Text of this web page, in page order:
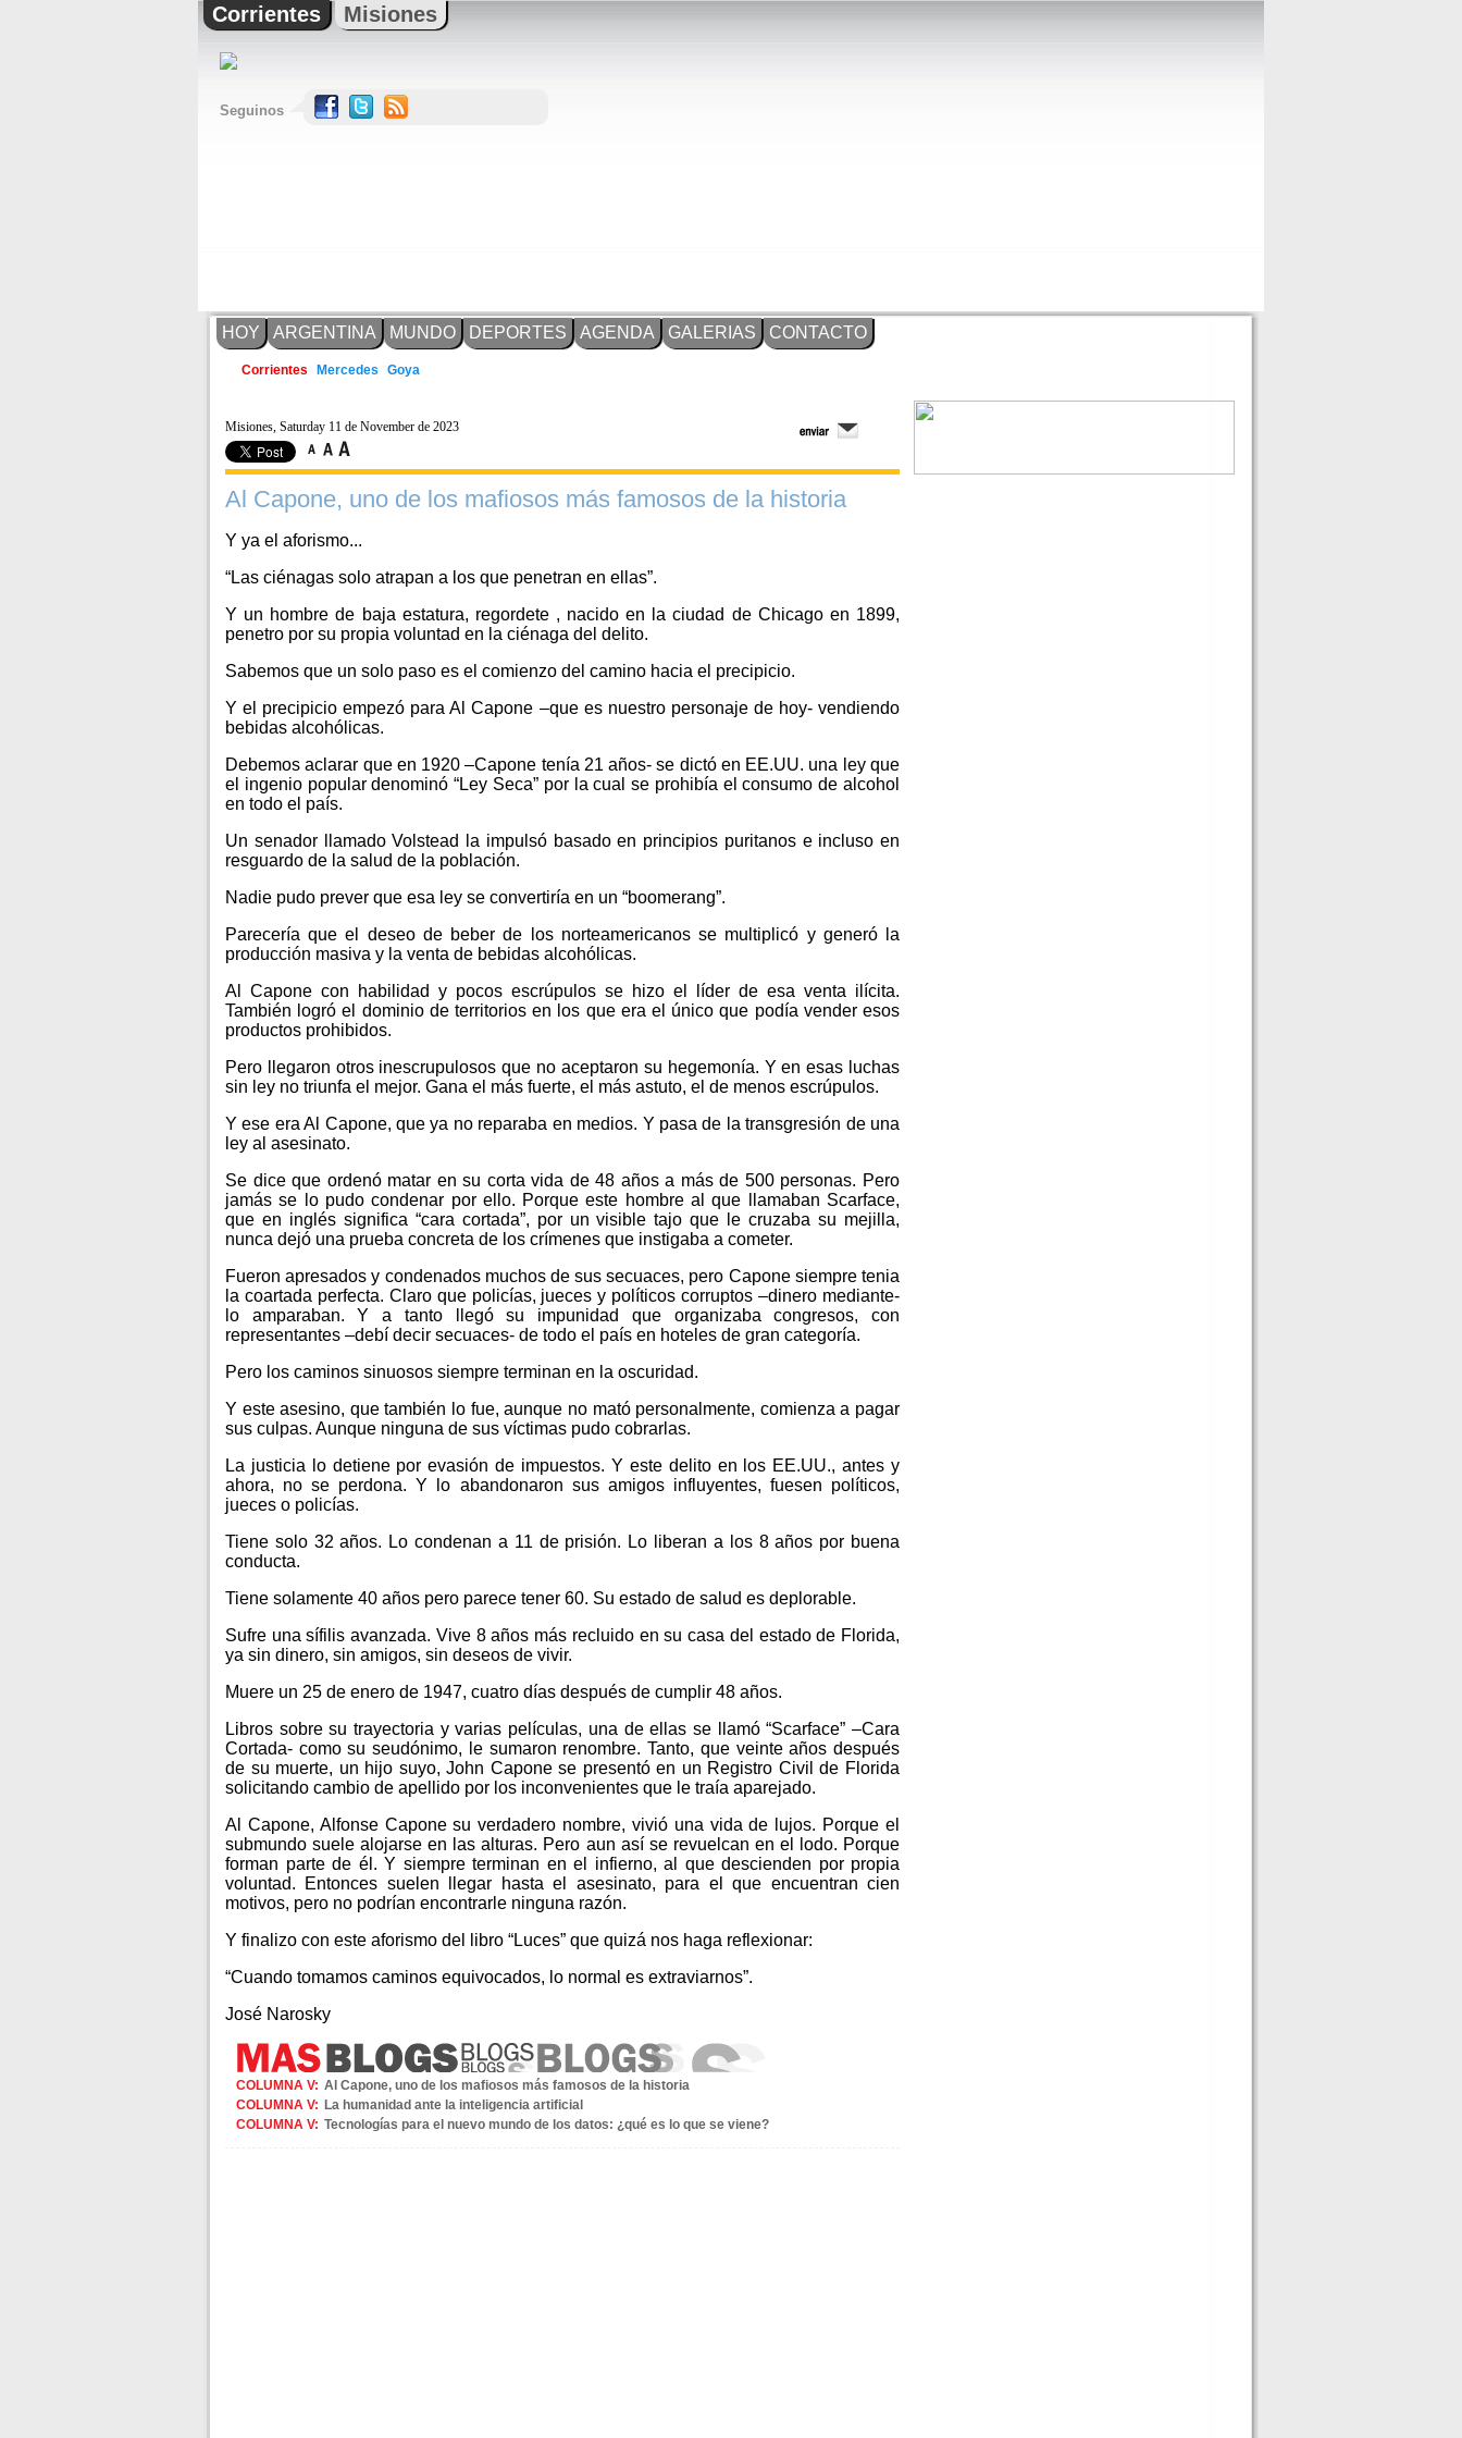
Corrientes Misiones
Seguinos
HOY ARGENTINA MUNDO DEPORTES AGENDA GALERIAS CONTACTO
Corrientes Mercedes Goya
Misiones, Saturday 11 de November de 2023
Al Capone, uno de los mafiosos más famosos de la historia
Y ya el aforismo...
“Las ciénagas solo atrapan a los que penetran en ellas”.
Y un hombre de baja estatura, regordete , nacido en la ciudad de Chicago en 1899,
penetro por su propia voluntad en la ciénaga del delito.
Sabemos que un solo paso es el comienzo del camino hacia el precipicio.
Y el precipicio empezó para Al Capone –que es nuestro personaje de hoy- vendiendo
bebidas alcohólicas.
Debemos aclarar que en 1920 –Capone tenía 21 años- se dictó en EE.UU. una ley que
el ingenio popular denominó “Ley Seca” por la cual se prohibía el consumo de alcohol
en todo el país.
Un senador llamado Volstead la impulsó basado en principios puritanos e incluso en
resguardo de la salud de la población.
Nadie pudo prever que esa ley se convertiría en un “boomerang”.
Parecería que el deseo de beber de los norteamericanos se multiplicó y generó la
producción masiva y la venta de bebidas alcohólicas.
Al Capone con habilidad y pocos escrúpulos se hizo el líder de esa venta ilícita.
También logró el dominio de territorios en los que era el único que podía vender esos
productos prohibidos.
Pero llegaron otros inescrupulosos que no aceptaron su hegemonía. Y en esas luchas
sin ley no triunfa el mejor. Gana el más fuerte, el más astuto, el de menos escrúpulos.
Y ese era Al Capone, que ya no reparaba en medios. Y pasa de la transgresión de una
ley al asesinato.
Se dice que ordenó matar en su corta vida de 48 años a más de 500 personas. Pero
jamás se lo pudo condenar por ello. Porque este hombre al que llamaban Scarface,
que en inglés significa “cara cortada”, por un visible tajo que le cruzaba su mejilla,
nunca dejó una prueba concreta de los crímenes que instigaba a cometer.
Fueron apresados y condenados muchos de sus secuaces, pero Capone siempre tenia
la coartada perfecta. Claro que policías, jueces y políticos corruptos –dinero mediante-
lo amparaban. Y a tanto llegó su impunidad que organizaba congresos, con
representantes –debí decir secuaces- de todo el país en hoteles de gran categoría.
Pero los caminos sinuosos siempre terminan en la oscuridad.
Y este asesino, que también lo fue, aunque no mató personalmente, comienza a pagar
sus culpas. Aunque ninguna de sus víctimas pudo cobrarlas.
La justicia lo detiene por evasión de impuestos. Y este delito en los EE.UU., antes y
ahora, no se perdona. Y lo abandonaron sus amigos influyentes, fuesen políticos,
jueces o policías.
Tiene solo 32 años. Lo condenan a 11 de prisión. Lo liberan a los 8 años por buena
conducta.
Tiene solamente 40 años pero parece tener 60. Su estado de salud es deplorable.
Sufre una sífilis avanzada. Vive 8 años más recluido en su casa del estado de Florida,
ya sin dinero, sin amigos, sin deseos de vivir.
Muere un 25 de enero de 1947, cuatro días después de cumplir 48 años.
Libros sobre su trayectoria y varias películas, una de ellas se llamó “Scarface” –Cara
Cortada- como su seudónimo, le sumaron renombre. Tanto, que veinte años después
de su muerte, un hijo suyo, John Capone se presentó en un Registro Civil de Florida
solicitando cambio de apellido por los inconvenientes que le traía aparejado.
Al Capone, Alfonse Capone su verdadero nombre, vivió una vida de lujos. Porque el
submundo suele alojarse en las alturas. Pero aun así se revuelcan en el lodo. Porque
forman parte de él. Y siempre terminan en el infierno, al que descienden por propia
voluntad. Entonces suelen llegar hasta el asesinato, para el que encuentran cien
motivos, pero no podrían encontrarle ninguna razón.
Y finalizo con este aforismo del libro “Luces” que quizá nos haga reflexionar:
“Cuando tomamos caminos equivocados, lo normal es extraviarnos”.
José Narosky
COLUMNA V: Al Capone, uno de los mafiosos más famosos de la historia
COLUMNA V: La humanidad ante la inteligencia artificial
COLUMNA V: Tecnologías para el nuevo mundo de los datos: ¿qué es lo que se viene?